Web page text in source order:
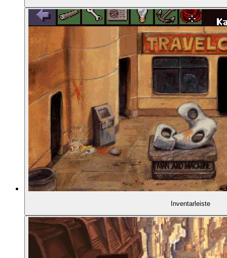
- Typische Gibbons-Figuren
01:06:36 - Typische Gibbons-Bewegungen
01:07:22 - Farbgebung und Stadtgestaltung
01:09:28 - Eine Empfehlung: Give me Liberty
01:10:17 - Tolle Szenen: Über der Stadt ...
01:10:47 - ... und abgestürzter Hubschrauber
01:11:24 - Spektakuläre Animationen
Inventarleiste